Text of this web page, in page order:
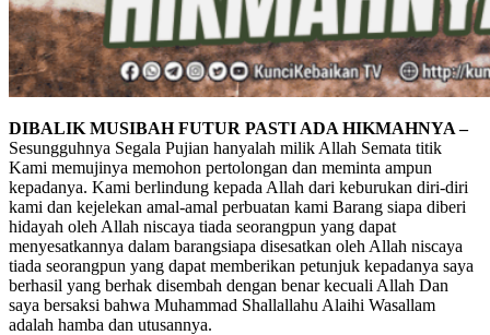
DIBALIK MUSIBAH FUTUR PASTI ADA HIKMAHNYA –
Sesungguhnya Segala Pujian hanyalah milik Allah Semata titik
Kami memujinya memohon pertolongan dan meminta ampun
kepadanya. Kami berlindung kepada Allah dari keburukan diri-diri
kami dan kejelekan amal-amal perbuatan kami Barang siapa diberi
hidayah oleh Allah niscaya tiada seorangpun yang dapat
menyesatkannya dalam barangsiapa disesatkan oleh Allah niscaya
tiada seorangpun yang dapat memberikan petunjuk kepadanya saya
berhasil yang berhak disembah dengan benar kecuali Allah Dan
saya bersaksi bahwa Muhammad Shallallahu Alaihi Wasallam